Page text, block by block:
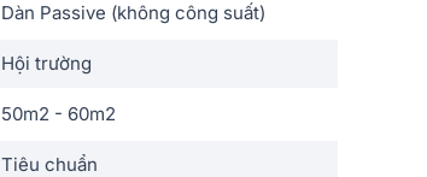
Dàn Passive (không công suất)
Hội trường
50m2 - 60m2
Tiêu chuẩn